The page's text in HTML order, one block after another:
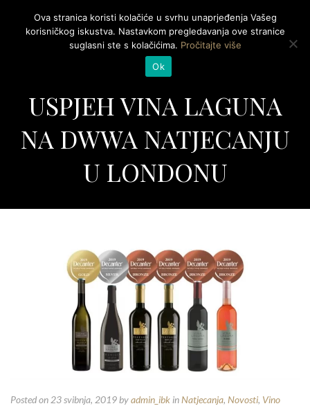
NOVI MEĐUNARODNI
USPJEH VINA LAGUNA
NA DWWA NATJECANJU
U LONDONU
Posted on 23 svibnja, 2019byadmin_ibk in Natjecanja, Novosti, Vino
Ova stranica koristi kolačiće u svrhu unaprjeđenja Vašeg
korisničkog iskustva. Nastavkom pregledavanja ove stranice
suglasni ste s kolačićima. Pročitajte više
Ok